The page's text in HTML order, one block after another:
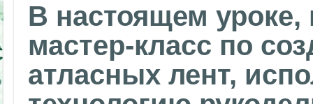
В настоящем
мастер-класс по
атласных лент,